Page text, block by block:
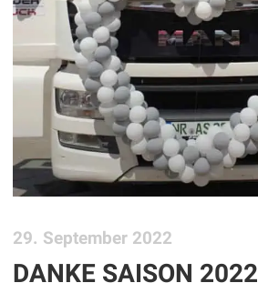
29. September 2022
DANKE SAISON 2022